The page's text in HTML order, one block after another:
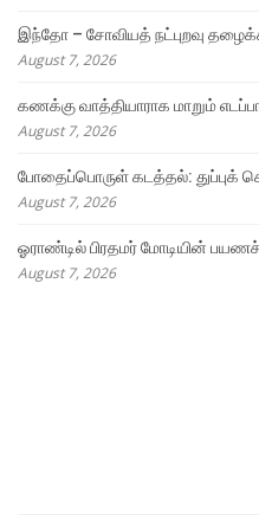
இந்தோ – சோவியத் நட்புறவு
August 7, 2026
கணக்கு வாத்தியாராக மாறும்
August 7, 2026
போதைப்பொருள் கடத்தல்: துப்புக்
August 7, 2026
ஓராண்டில் பிரதமர் மோடியின்
August 7, 2026